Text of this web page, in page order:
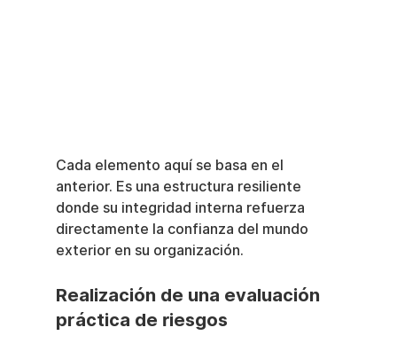
Cada elemento aquí se basa en el
anterior. Es una estructura resiliente
donde su integridad interna refuerza
directamente la confianza del mundo
exterior en su organización.
Realización de una evaluación
práctica de riesgos